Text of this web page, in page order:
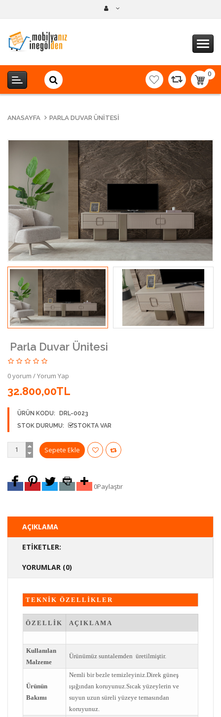
0
-
ANASAYFA PARLA DUVAR ÜNITESI
Parla Duvar Ünitesi
0 yorum /Yorum Yap
32.800,00TL
ÜRÜN KODU:
DRL-0023
STOK DURUMU:
STOKTA VAR
0Paylaştır
AÇIKLAMA
ETIKETLER:
YORUMLAR (0)
TEKNİK ÖZELLİKLER
ÖZELLİK AÇIKLAMA
Kullanılan
Malzeme
Ürünümüz suntalemden üretilmiştir.
Ürünün
Bakımı
Nemli bir bezle temizleyiniz.Direk güneş
ışığından koruyunuz.Sıcak yüzeylerin ve
suyun uzun süreli yüzeye temasından
koruyunuz.